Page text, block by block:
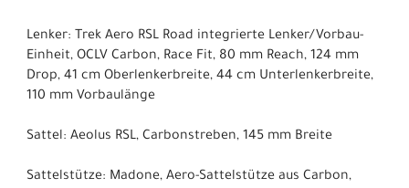
Lenker: Trek Aero RSL Road integrierte Lenker/Vorbau-
Einheit, OCLV Carbon, Race Fit, 80 mm Reach, 124 mm
Drop, 41 cm Oberlenkerbreite, 44 cm Unterlenkerbreite,
110 mm Vorbaulänge
Sattel: Aeolus RSL, Carbonstreben, 145 mm Breite
Sattelstütze: Madone, Aero-Sattelstütze aus Carbon,